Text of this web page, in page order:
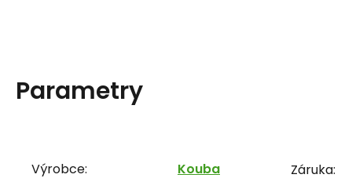
Parametry
Výrobce: Kouba Záruka: